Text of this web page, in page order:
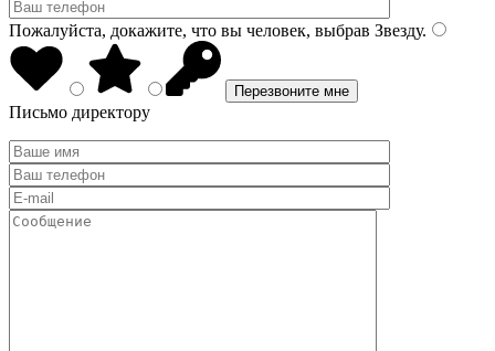
Пожалуйста, докажите, что вы человек, выбрав Звезду.
Письмо директору